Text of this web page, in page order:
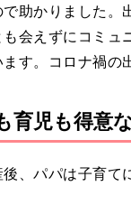
で助かりました
会えずにコミュ
ます。コロナ禍の
育児も得意
、パパは子育て